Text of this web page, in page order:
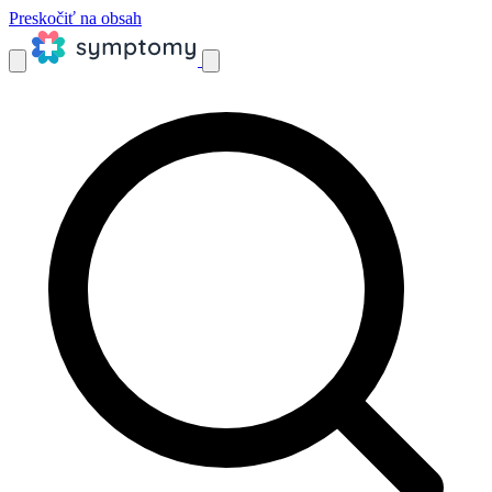
Preskočiť na obsah